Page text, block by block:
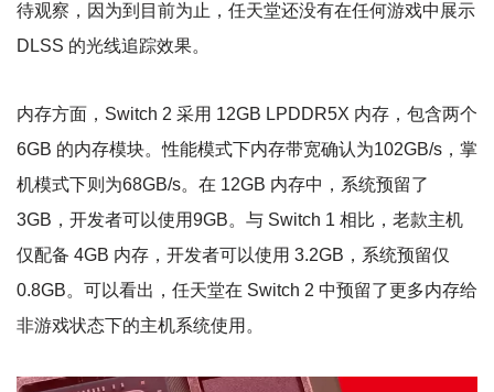
待观察，因为到目前为止，任天堂还没有在任何游戏中展示
DLSS 的光线追踪效果。
内存方面，Switch 2 采用 12GB LPDDR5X 内存，包含两个
6GB 的内存模块。性能模式下内存带宽确认为102GB/s，掌
机模式下则为68GB/s。在 12GB 内存中，系统预留了
3GB，开发者可以使用9GB。与 Switch 1 相比，老款主机
仅配备 4GB 内存，开发者可以使用 3.2GB，系统预留仅
0.8GB。可以看出，任天堂在 Switch 2 中预留了更多内存给
非游戏状态下的主机系统使用。